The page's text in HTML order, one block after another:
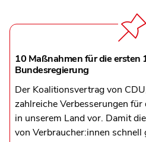
10 Maßnahmen für die ersten
Bundesregierung
Der Koalitionsvertrag von
zahlreiche Verbesserungen
in unserem Land vor. Damit
von Verbraucher:innen